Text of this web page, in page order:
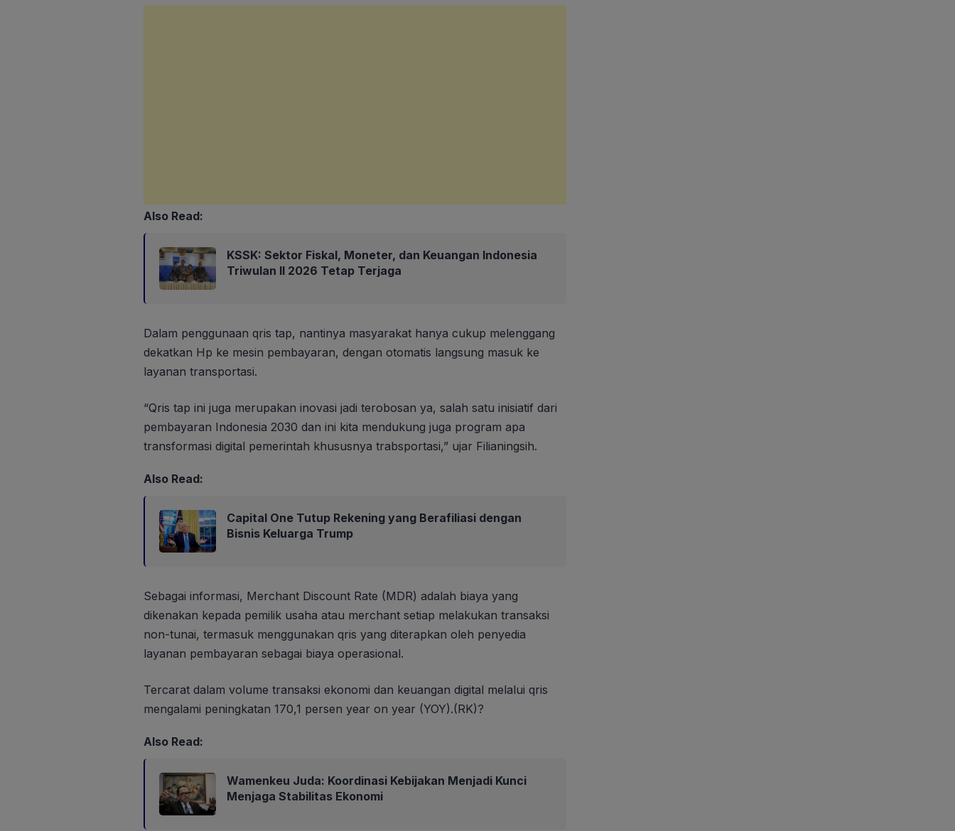
Also Read:
KSSK: Sektor Fiskal, Moneter, dan Keuangan Indonesia
Triwulan II 2026 Tetap Terjaga
Dalam penggunaan qris tap, nantinya masyarakat hanya cukup melenggang
dekatkan Hp ke mesin pembayaran, dengan otomatis langsung masuk ke
layanan transportasi.
“Qris tap ini juga merupakan inovasi jadi terobosan ya, salah satu inisiatif dari
pembayaran Indonesia 2030 dan ini kita mendukung juga program apa
transformasi digital pemerintah khususnya trabsportasi,” ujar Filianingsih.
Also Read:
Capital One Tutup Rekening yang Berafiliasi dengan
Bisnis Keluarga Trump
Sebagai informasi, Merchant Discount Rate (MDR) adalah biaya yang
dikenakan kepada pemilik usaha atau merchant setiap melakukan transaksi
non-tunai, termasuk menggunakan qris yang diterapkan oleh penyedia
layanan pembayaran sebagai biaya operasional.
Tercarat dalam volume transaksi ekonomi dan keuangan digital melalui qris
mengalami peningkatan 170,1 persen year on year (YOY).(RK)?
Also Read:
Wamenkeu Juda: Koordinasi Kebijakan Menjadi Kunci
Menjaga Stabilitas Ekonomi